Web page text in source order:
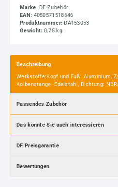
Marke: DF Zubehör
EAN: 4050571518646
Produktnummer: DA153053
Gewicht: 0.75 kg
Beschreibung
Werkstoffe:Kopf und Fuß: Aluminium,
Kolbenstange: Edelstahl, Dichtung:
Passendes Zubehör
Das könnte Sie auch interessieren
DF Preisgarantie
Bewertungen